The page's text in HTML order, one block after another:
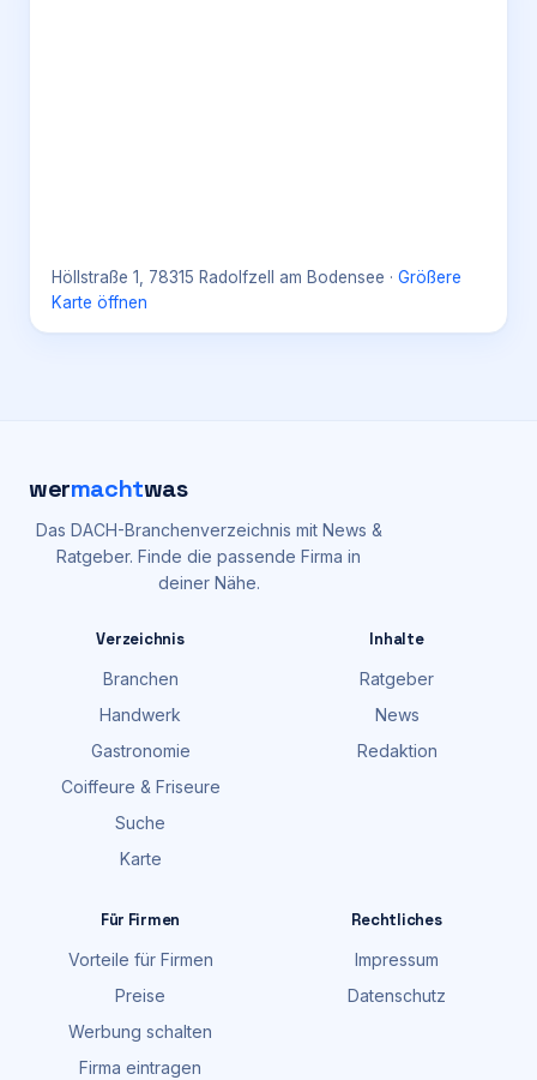
Höllstraße 1, 78315 Radolfzell am Bodensee · Größere
Karte öffnen
wermachtwas
Das DACH-Branchenverzeichnis mit News &
Ratgeber. Finde die passende Firma in
deiner Nähe.
Verzeichnis
Branchen
Handwerk
Gastronomie
Coiffeure & Friseure
Suche
Karte
Inhalte
Ratgeber
News
Redaktion
Für Firmen
Vorteile für Firmen
Preise
Werbung schalten
Firma eintragen
Rechtliches
Impressum
Datenschutz